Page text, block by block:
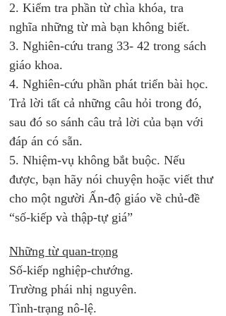
2. Kiểm tra phần từ chìa khóa, tra
nghĩa những từ mà bạn không biết.
3. Nghiên-cứu trang 33- 42 trong sách
giáo khoa.
4. Nghiên-cứu phần phát triển bài học.
Trả lời tất cả những câu hỏi trong đó,
sau đó so sánh câu trả lời của bạn với
đáp án có sẵn.
5. Nhiệm-vụ không bắt buộc. Nếu
được, bạn hãy nói chuyện hoặc viết thư
cho một người Ấn-độ giáo về chủ-đề
“số-kiếp và thập-tự giá”
Những từ quan-trọng
Số-kiếp nghiệp-chướng.
Trường phái nhị nguyên.
Tình-trạng nô-lệ.